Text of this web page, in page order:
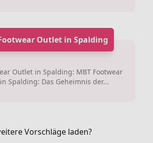
Outlet in Spalding
Outlet in Spalding: MBT Footwear
Spalding: Das Geheimnis der...
Vorschläge laden?